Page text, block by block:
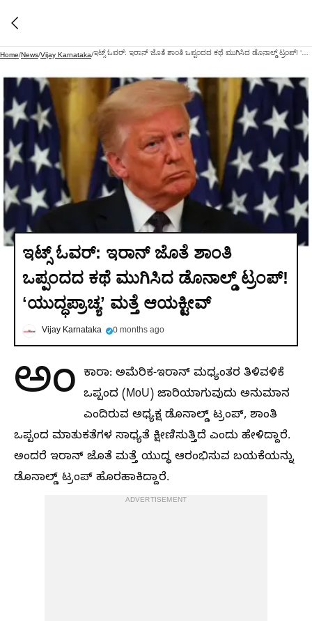
Home/News/Vijay Karnataka/
ಇಟ್ಸ್‌ ಓವರ್‌: ಇರಾನ್‌ ಜೊತೆ ಶಾಂತಿ
ಒಪ್ಪಂದದ ಕಥೆ ಮುಗಿಸಿದ ಡೊನಾಲ್ಡ್‌ ಟ್ರಂಪ್!‌
ʻಯುದ್ಧಪ್ರಾಚ್ಯʼ ಮತ್ತೆ ಆಯಕ್ಟೀವ್‌
Vijay Karnataka 0 months ago
ಅಂ ಕಾರಾ: ಅಮೆರಿಕ-ಇರಾನ್ ಮಧ್ಯಂತರ ತಿಳಿವಳಿಕೆ
ಒಪ್ಪಂದ (MoU) ಜಾರಿಯಾಗುವುದು ಅನುಮಾನ
ಎಂದಿರುವ ಅಧ್ಯಕ್ಷ ಡೊನಾಲ್ಡ್‌ ಟ್ರಂಪ್‌, ಶಾಂತಿ
ಒಪ್ಪಂದ ಮಾತುಕತೆಗಳ ಸಾಧ್ಯತೆ ಕ್ಷೀಣಿಸುತ್ತಿದೆ ಎಂದು ಹೇಳಿದ್ದಾರೆ.
ಅಂದರೆ ಇರಾನ್‌ ಜೊತೆ ಮತ್ತೆ ಯುದ್ಧ ಆರಂಭಿಸುವ ಬಯಕೆಯನ್ನು
ಡೊನಾಲ್ಡ್‌ ಟ್ರಂಪ್‌ ಹೊರಹಾಕಿದ್ದಾರೆ.
ADVERTISEMENT